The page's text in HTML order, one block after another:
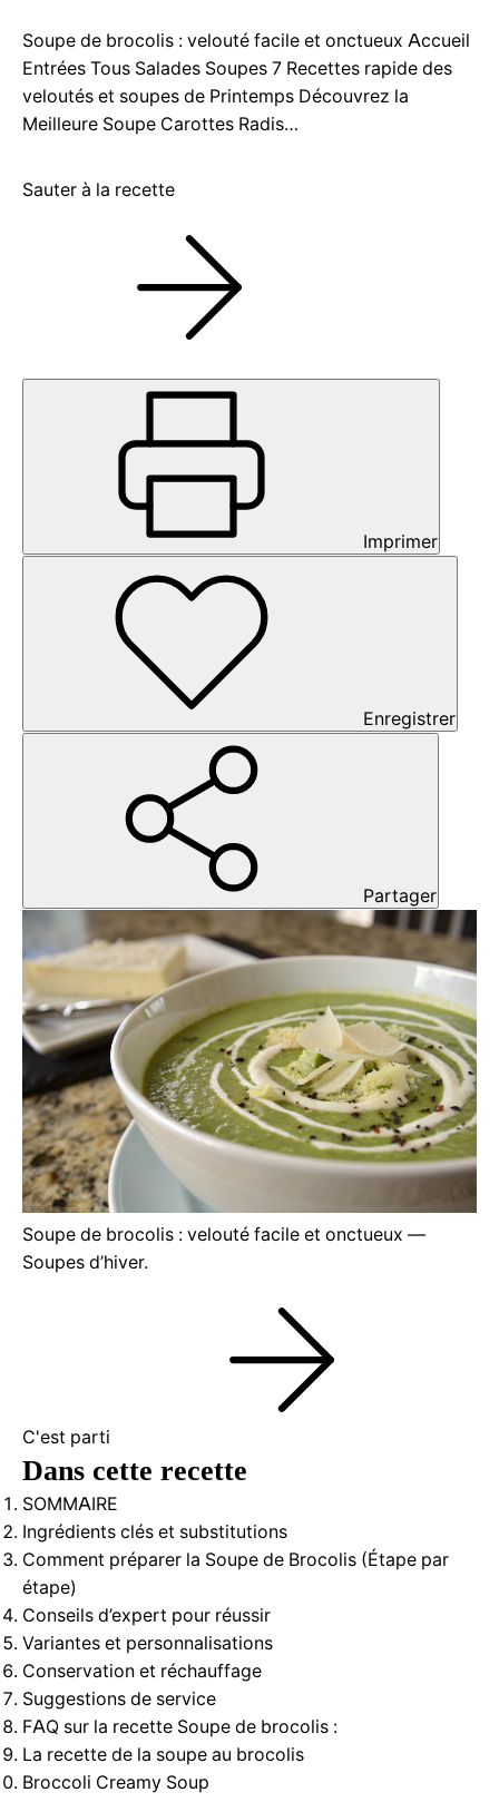
Soupe de brocolis : velouté facile et onctueux Accueil
Entrées Tous Salades Soupes 7 Recettes rapide des
veloutés et soupes de Printemps Découvrez la
Meilleure Soupe Carottes Radis…
Sauter à la recette
Imprimer
Enregistrer
Partager
Soupe de brocolis : velouté facile et onctueux —
Soupes d’hiver.
C'est parti
Dans cette recette
SOMMAIRE
Ingrédients clés et substitutions
Comment préparer la Soupe de Brocolis (Étape par
étape)
Conseils d’expert pour réussir
Variantes et personnalisations
Conservation et réchauffage
Suggestions de service
FAQ sur la recette Soupe de brocolis :
La recette de la soupe au brocolis
Broccoli Creamy Soup